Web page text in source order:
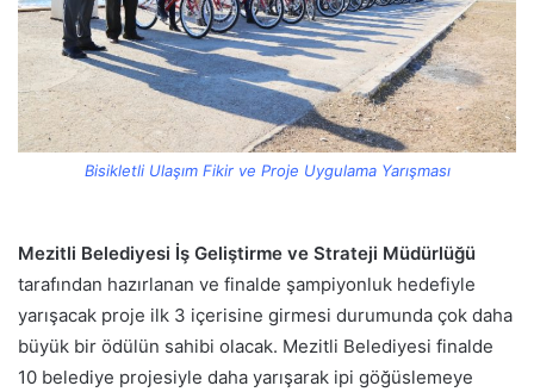
Bisikletli Ulaşım Fikir ve Proje Uygulama Yarışması
Mezitli Belediyesi İş Geliştirme ve Strateji Müdürlüğü
tarafından hazırlanan ve finalde şampiyonluk hedefiyle
yarışacak proje ilk 3 içerisine girmesi durumunda çok daha
büyük bir ödülün sahibi olacak. Mezitli Belediyesi finalde
10 belediye projesiyle daha yarışarak ipi göğüslemeye